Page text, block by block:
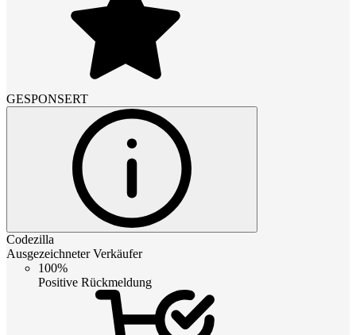
GESPONSERT
Codezilla
Ausgezeichneter Verkäufer
100%
Positive Rückmeldung